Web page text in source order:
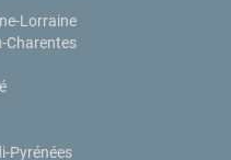
Lorraine
Charentes
Pyrénées